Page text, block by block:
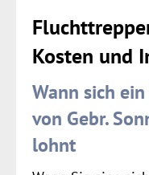
Kosten und
Wann sich
von Gebr.
lohnt